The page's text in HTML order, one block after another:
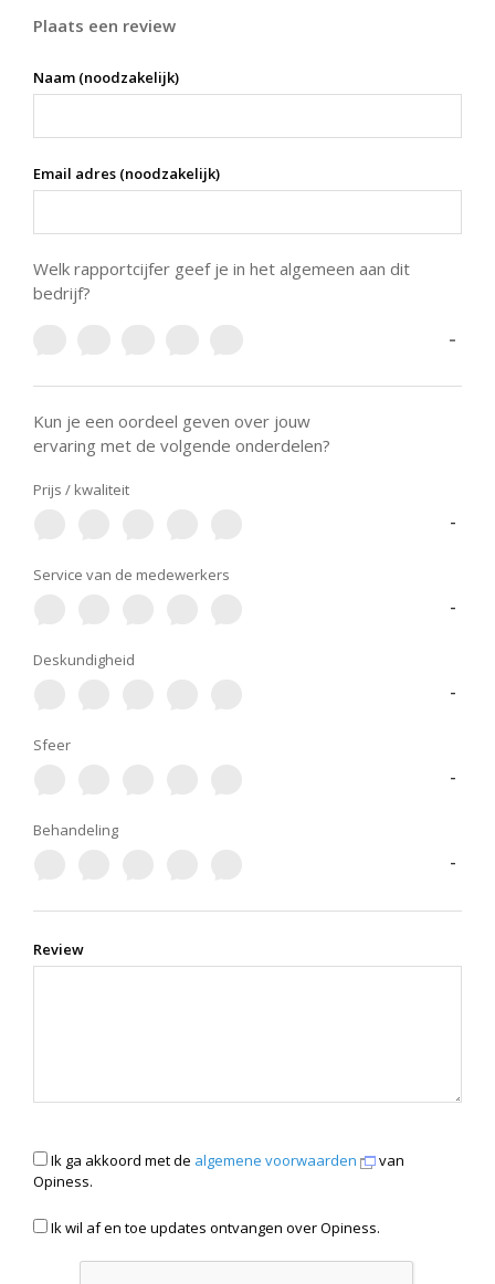
Plaats een review
Naam (noodzakelijk)
Email adres (noodzakelijk)
Welk rapportcijfer geef je in het algemeen aan dit
bedrijf?
-
Kun je een oordeel geven over jouw
ervaring met de volgende onderdelen?
Prijs / kwaliteit
-
Service van de medewerkers
-
Deskundigheid
-
Sfeer
-
Behandeling
-
Review
Ik ga akkoord met de algemene voorwaarden
van
Opiness.
Ik wil af en toe updates ontvangen over Opiness.